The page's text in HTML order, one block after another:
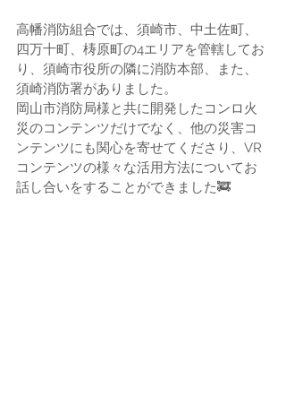
高幡消防組合では、須崎市、中土佐町、
四万十町、梼原町の4エリアを管轄してお
り、須崎市役所の隣に消防本部、また、
須崎消防署がありました。
岡山市消防局様と共に開発したコンロ火
災のコンテンツだけでなく、他の災害コ
ンテンツにも関心を寄せてくださり、VR
コンテンツの様々な活用方法についてお
話し合いをすることができました🚒